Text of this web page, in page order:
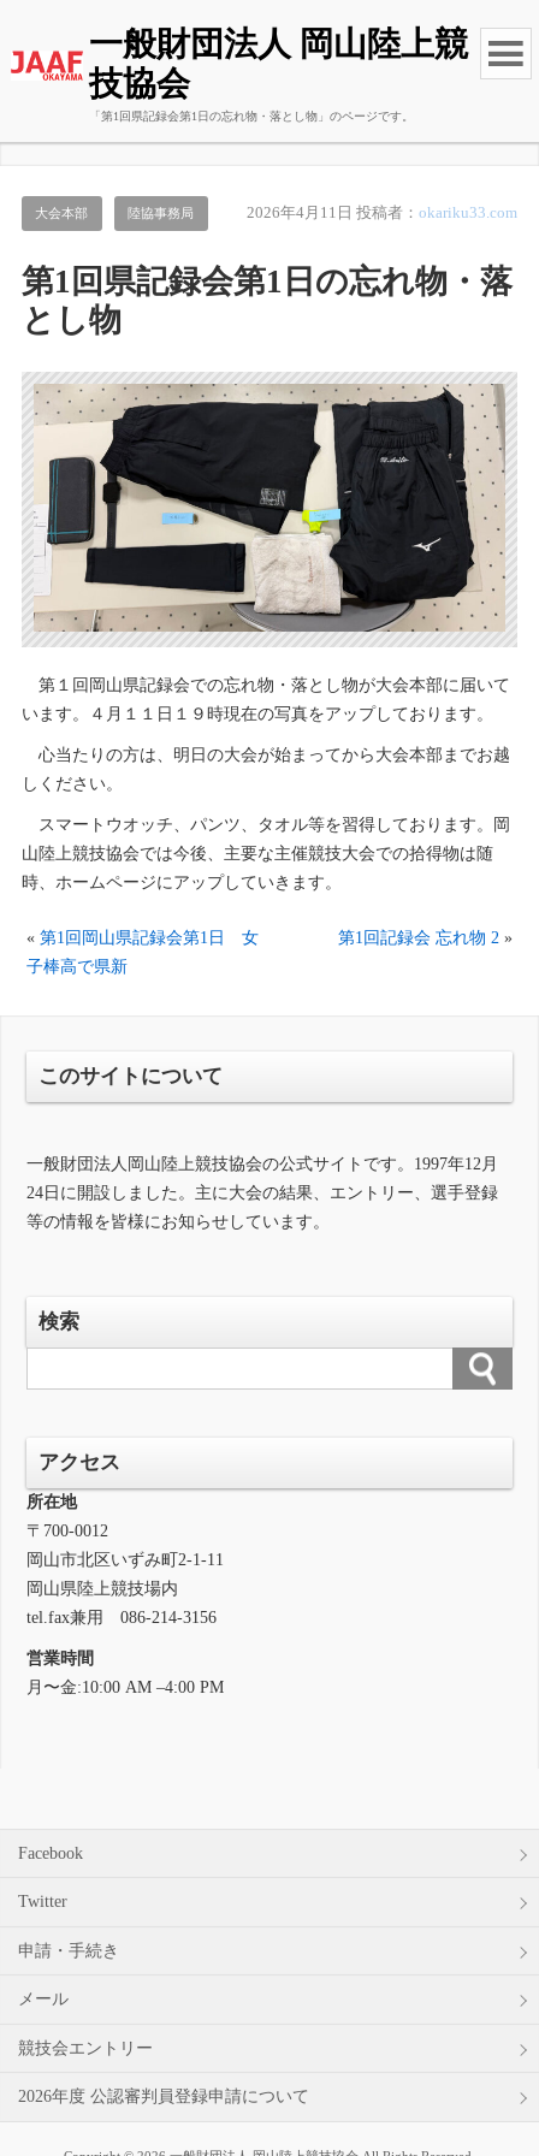
一般財団法人 岡山陸上競
技協会
「第1回県記録会第1日の忘れ物・落とし物」のページです。
大会本部 陸協事務局 2026年4月11日 投稿者：okariku33.com
第1回県記録会第1日の忘れ物・落
とし物
第１回岡山県記録会での忘れ物・落とし物が大会本部に届いて
います。４月１１日１９時現在の写真をアップしております。
心当たりの方は、明日の大会が始まってから大会本部までお越
しください。
スマートウオッチ、パンツ、タオル等を習得しております。岡
山陸上競技協会では今後、主要な主催競技大会での拾得物は随
時、ホームページにアップしていきます。
«第1回岡山県記録会第1日 女
子棒高で県新
第1回記録会 忘れ物 2»
このサイトについて
一般財団法人岡山陸上競技協会の公式サイトです。1997年12月
24日に開設しました。主に大会の結果、エントリー、選手登録
等の情報を皆様にお知らせしています。
検索
アクセス
所在地
〒700-0012
岡山市北区いずみ町2-1-11
岡山県陸上競技場内
tel.fax兼用 086-214-3156
営業時間
月〜金:10:00 AM –4:00 PM
Facebook
Twitter
申請・手続き
メール
競技会エントリー
2026年度 公認審判員登録申請について